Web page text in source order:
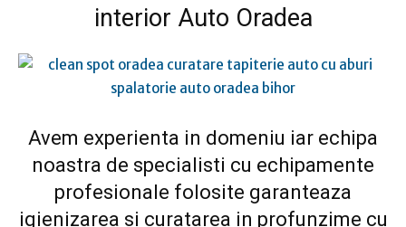
interior Auto Oradea
Avem experienta in domeniu iar echipa
noastra de specialisti cu echipamente
profesionale folosite garanteaza
igienizarea si curatarea in profunzime cu